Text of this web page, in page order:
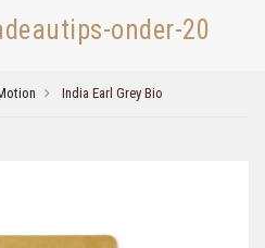
onder-20
India Earl Grey Bio